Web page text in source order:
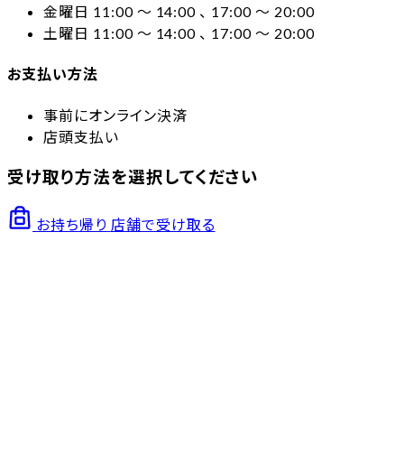
金曜日 11:00 〜 14:00 、 17:00 〜 20:00
土曜日 11:00 〜 14:00 、 17:00 〜 20:00
お支払い方法
事前にオンライン決済
店頭支払い
受け取り方法を選択してください
お持ち帰り 店舗で受け取る